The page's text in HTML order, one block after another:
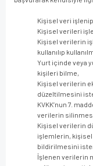
Kişisel veri
Kişisel verileri
Kişisel verilerin
kullanılıp
Yurt içinde veya
kişileri bilme,
Kişisel verilerin
düzeltilmesini
KVKK’nun 7.
verilerin
Kişisel verilerin
işlemlerin, kişisel
bildirilmesini
İşlenen verilerin